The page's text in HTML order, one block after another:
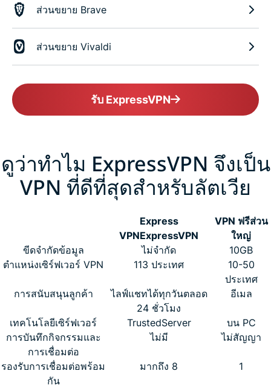
ส่วนขยาย Brave
ส่วนขยาย Vivaldi
รับ ExpressVPN
ดูว่าทำไม ExpressVPN จึงเป็น
VPN ที่ดีที่สุดสำหรับลัตเวีย
Express
VPNExpressVPN
VPN ฟรีส่วน
ใหญ่
ขีดจำกัดข้อมูล
ไม่จำกัด
10GB
ตำแหน่งเซิร์ฟเวอร์ VPN
113 ประเทศ
10-50
ประเทศ
การสนับสนุนลูกค้า
ไลฟ์แชทได้ทุกวันตลอด
24 ชั่วโมง
อีเมล
เทคโนโลยีเซิร์ฟเวอร์ TrustedServer
บน PC
การบันทึกกิจกรรมและ
การเชื่อมต่อ
ไม่มี ไม่สัญญา
รองรับการเชื่อมต่อพร้อม
กัน
มากถึง 8 1